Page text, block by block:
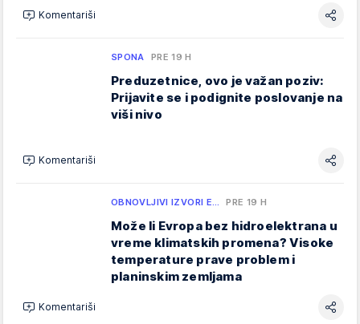
Komentariši
SPONA PRE 19 H
Preduzetnice, ovo je važan poziv:
Prijavite se i podignite poslovanje na
viši nivo
Komentariši
OBNOVLJIVI IZVORI E… PRE 19 H
Može li Evropa bez hidroelektrana u
vreme klimatskih promena? Visoke
temperature prave problem i
planinskim zemljama
Komentariši